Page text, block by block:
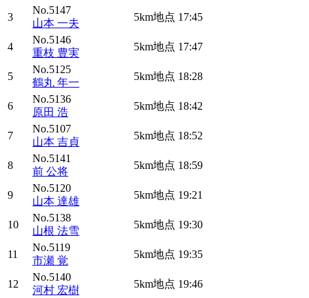
3
No.5147
山本 一夫
5km地点 17:45
4
No.5146
重枝 豊実
5km地点 17:47
5
No.5125
鶴丸 年一
5km地点 18:28
6
No.5136
原田 浩
5km地点 18:42
7
No.5107
山本 吉貞
5km地点 18:52
8
No.5141
前 公将
5km地点 18:59
9
No.5120
山本 達雄
5km地点 19:21
10
No.5138
山根 法雪
5km地点 19:30
11
No.5119
市瀬 覚
5km地点 19:35
12
No.5140
河村 宏樹
5km地点 19:46